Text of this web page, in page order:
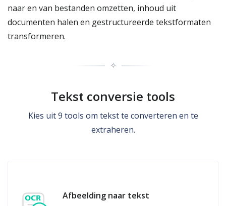
naar en van bestanden omzetten, inhoud uit
documenten halen en gestructureerde tekstformaten
transformeren.
✧
Tekst conversie tools
Kies uit 9 tools om tekst te converteren en te
extraheren.
Afbeelding naar tekst